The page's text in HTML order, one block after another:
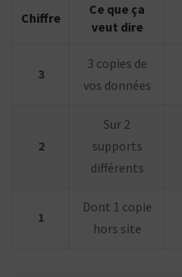
Chiffre
Ce que ça
veut dire
3
3 copies de
vos données
2
Sur 2
supports
différents
1
Dont 1 copie
hors site